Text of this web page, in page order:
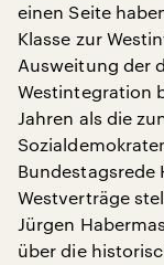
einen Seite
Klasse zur
Ausweitung der
Westintegration
Jahren als die
Bundestagsrede
Westverträge
Jürgen
über die